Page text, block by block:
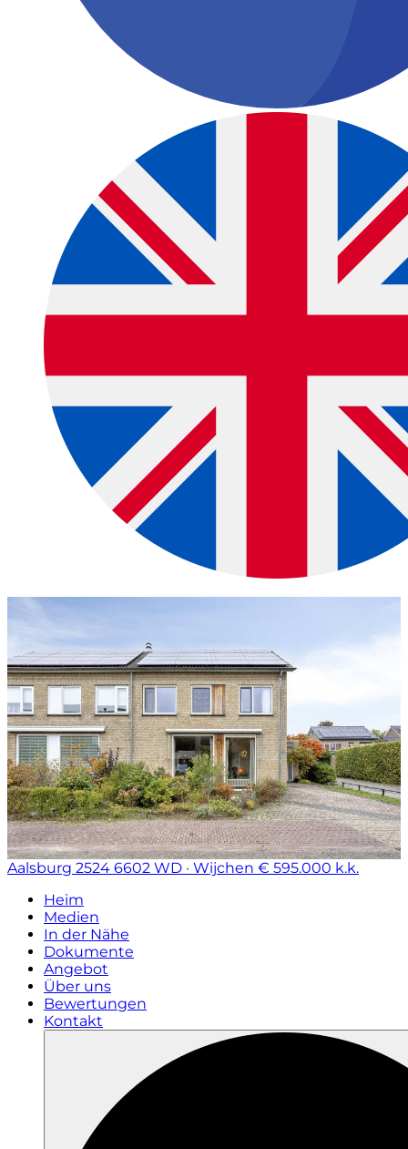
Aalsburg 2524 6602 WD · Wijchen € 595.000 k.k.
Heim
Medien
In der Nähe
Dokumente
Angebot
Über uns
Bewertungen
Kontakt